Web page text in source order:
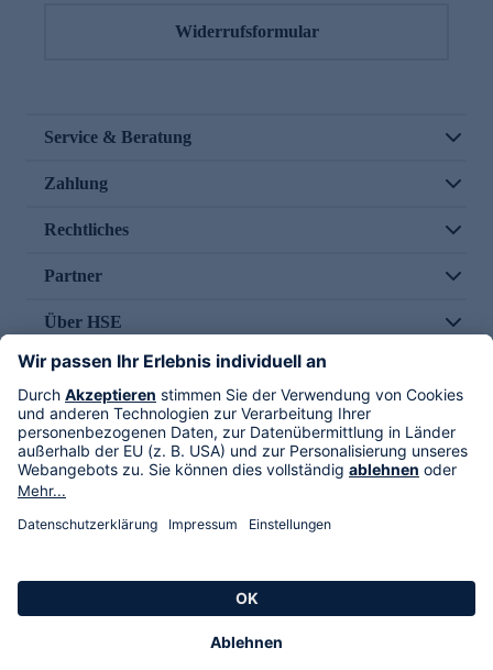
Widerrufsformular
Service & Beratung
Zahlung
Rechtliches
Partner
Über HSE
Im TV
HSE International